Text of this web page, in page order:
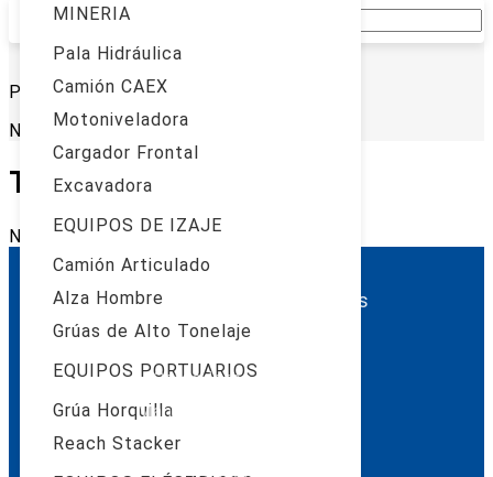
MINERIA
Pala Hidráulica
Camión CAEX
Motoniveladora
Cargador Frontal
Excavadora
EQUIPOS DE IZAJE
Camión Articulado
Alza Hombre
Grúas de Alto Tonelaje
EQUIPOS PORTUARIOS
Grúa Horquilla
Reach Stacker
Página: 1 de 0
No se encontraron productos.
TE PUEDE INTERESAR
No se encontraron productos.
Categorías de productos
Excavadoras
Cargadores Frontales
Manipulador Telescópico